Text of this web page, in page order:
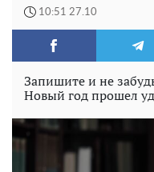
10:51 27.10
Запишите и не
Новый год прошел